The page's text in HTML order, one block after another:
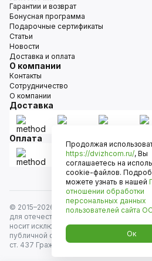
Гарантии и возврат
Бонусная программа
Подарочные сертификаты
Статьи
Новости
Доставка и оплата
О компании
Контакты
Сотрудничество
О компании
Доставка
Оплата
© 2015–2026
Движком — сеть магазинов
для отечественных автомобилей и
носит исключительно информационный
публичной офертой, определяемой
ст. 437 Гражданского кодекса РФ. Все
Продолжая
https://dvizhcom.ru/, Вы
соглашаетесь на
cookie-файлов.
можете узнать в нашей
отношении обработки
персональных данных
пользователей сайта
Ок